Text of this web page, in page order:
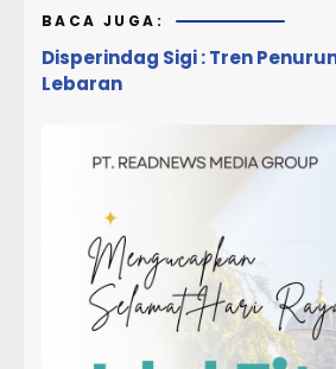
BACA JUGA:
Disperindag Sigi : Tren
Lebaran